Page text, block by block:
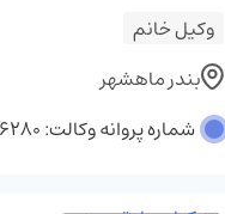
وکیل خانم
بندر ماهشهر
شماره پروانه وکالت: 26280